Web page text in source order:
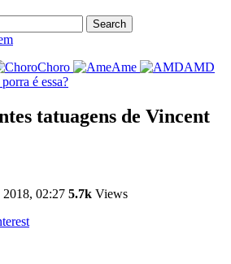
Search
Choro Ame
AMD
é essa?
tatuagens de Vincent
02:27 5.7k Views